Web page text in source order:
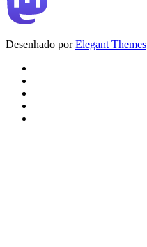
Desenhado porElegant Themes